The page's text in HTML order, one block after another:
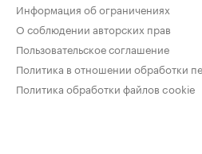
Информация об ограничениях
О соблюдении авторских прав
Пользовательское соглашение
Политика в отношении обработки
Политика обработки файлов cookie